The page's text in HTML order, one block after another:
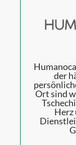
der
Ort sind
Herz